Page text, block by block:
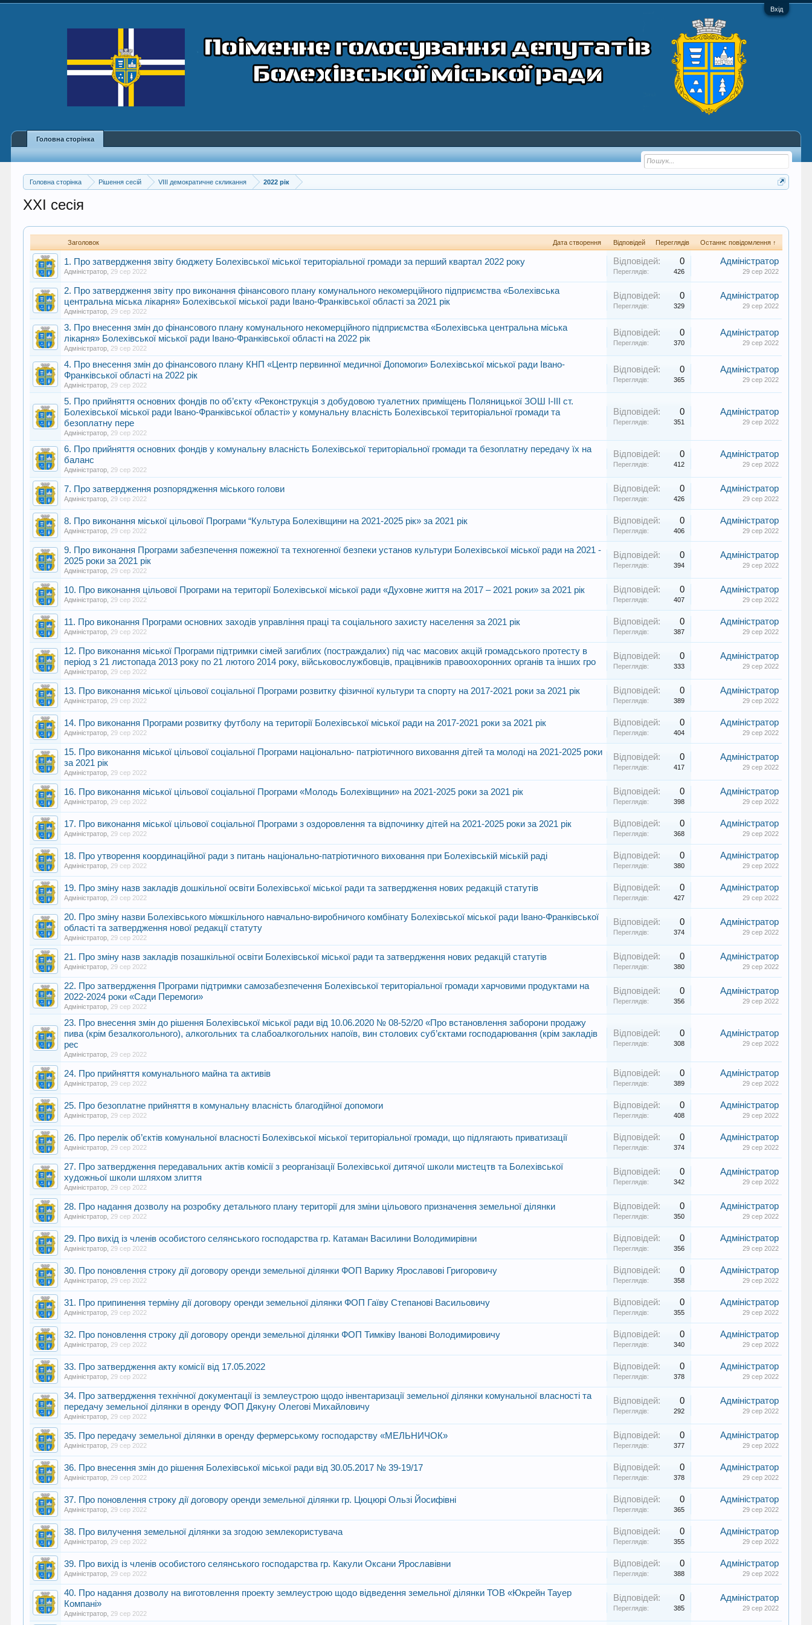
Вхід
Головна сторінка Рішення сесій VIII демократичне скликання 2022 рік
XXI сесія
Заголовок Дата створення Відповідей Переглядів Останнє повідомлення ↑
1. Про затвердження звіту бюджету Болехівської міської територіальної громади за перший квартал 2022 року
Адміністратор 29 сер 2022
Відповідей: 0
Переглядів: 426
Адміністратор
29 сер 2022
2. Про затвердження звіту про виконання фінансового плану комунального некомерційного підприємства «Болехівська
центральна міська лікарня» Болехівської міської ради Івано-Франківської області за 2021 рік
Адміністратор 29 сер 2022
Відповідей: 0
Переглядів: 329
Адміністратор
29 сер 2022
3. Про внесення змін до фінансового плану комунального некомерційного підприємства «Болехівська центральна міська
лікарня» Болехівської міської ради Івано-Франківської області на 2022 рік
Адміністратор 29 сер 2022
Відповідей: 0
Переглядів: 370
Адміністратор
29 сер 2022
4. Про внесення змін до фінансового плану КНП «Центр первинної медичної Допомоги» Болехівської міської ради Івано-
Франківської області на 2022 рік
Адміністратор 29 сер 2022
Відповідей: 0
Переглядів: 365
Адміністратор
29 сер 2022
5. Про прийняття основних фондів по об’єкту «Реконструкція з добудовою туалетних приміщень Поляницької ЗОШ І-ІІІ ст.
Болехівської міської ради Івано-Франківської області» у комунальну власність Болехівської територіальної громади та
безоплатну пере
Адміністратор 29 сер 2022
Відповідей: 0
Переглядів: 351
Адміністратор
29 сер 2022
6. Про прийняття основних фондів у комунальну власність Болехівської територіальної громади та безоплатну передачу їх на
баланс
Адміністратор 29 сер 2022
Відповідей: 0
Переглядів: 412
Адміністратор
29 сер 2022
7. Про затвердження розпорядження міського голови
Адміністратор 29 сер 2022
Відповідей: 0
Переглядів: 426
Адміністратор
29 сер 2022
8. Про виконання міської цільової Програми “Культура Болехівщини на 2021-2025 рік» за 2021 рік
Адміністратор 29 сер 2022
Відповідей: 0
Переглядів: 406
Адміністратор
29 сер 2022
9. Про виконання Програми забезпечення пожежної та техногенної безпеки установ культури Болехівської міської ради на 2021 -
2025 роки за 2021 рік
Адміністратор 29 сер 2022
Відповідей: 0
Переглядів: 394
Адміністратор
29 сер 2022
10. Про виконання цільової Програми на території Болехівської міської ради «Духовне життя на 2017 – 2021 роки» за 2021 рік
Адміністратор 29 сер 2022
Відповідей: 0
Переглядів: 407
Адміністратор
29 сер 2022
11. Про виконання Програми основних заходів управління праці та соціального захисту населення за 2021 рік
Адміністратор 29 сер 2022
Відповідей: 0
Переглядів: 387
Адміністратор
29 сер 2022
12. Про виконання міської Програми підтримки сімей загиблих (постраждалих) під час масових акцій громадського протесту в
період з 21 листопада 2013 року по 21 лютого 2014 року, військовослужбовців, працівників правоохоронних органів та інших гро
Адміністратор 29 сер 2022
Відповідей: 0
Переглядів: 333
Адміністратор
29 сер 2022
13. Про виконання міської цільової соціальної Програми розвитку фізичної культури та спорту на 2017-2021 роки за 2021 рік
Адміністратор 29 сер 2022
Відповідей: 0
Переглядів: 389
Адміністратор
29 сер 2022
14. Про виконання Програми розвитку футболу на території Болехівської міської ради на 2017-2021 роки за 2021 рік
Адміністратор 29 сер 2022
Відповідей: 0
Переглядів: 404
Адміністратор
29 сер 2022
15. Про виконання міської цільової соціальної Програми національно- патріотичного виховання дітей та молоді на 2021-2025 роки
за 2021 рік
Адміністратор 29 сер 2022
Відповідей: 0
Переглядів: 417
Адміністратор
29 сер 2022
16. Про виконання міської цільової соціальної Програми «Молодь Болехівщини» на 2021-2025 роки за 2021 рік
Адміністратор 29 сер 2022
Відповідей: 0
Переглядів: 398
Адміністратор
29 сер 2022
17. Про виконання міської цільової соціальної Програми з оздоровлення та відпочинку дітей на 2021-2025 роки за 2021 рік
Адміністратор 29 сер 2022
Відповідей: 0
Переглядів: 368
Адміністратор
29 сер 2022
18. Про утворення координаційної ради з питань національно-патріотичного виховання при Болехівській міській раді
Адміністратор 29 сер 2022
Відповідей: 0
Переглядів: 380
Адміністратор
29 сер 2022
19. Про зміну назв закладів дошкільної освіти Болехівської міської ради та затвердження нових редакцій статутів
Адміністратор 29 сер 2022
Відповідей: 0
Переглядів: 427
Адміністратор
29 сер 2022
20. Про зміну назви Болехівського міжшкільного навчально-виробничого комбінату Болехівської міської ради Івано-Франківської
області та затвердження нової редакції статуту
Адміністратор 29 сер 2022
Відповідей: 0
Переглядів: 374
Адміністратор
29 сер 2022
21. Про зміну назв закладів позашкільної освіти Болехівської міської ради та затвердження нових редакцій статутів
Адміністратор 29 сер 2022
Відповідей: 0
Переглядів: 380
Адміністратор
29 сер 2022
22. Про затвердження Програми підтримки самозабезпечення Болехівської територіальної громади харчовими продуктами на
2022-2024 роки «Сади Перемоги»
Адміністратор 29 сер 2022
Відповідей: 0
Переглядів: 356
Адміністратор
29 сер 2022
23. Про внесення змін до рішення Болехівської міської ради від 10.06.2020 № 08-52/20 «Про встановлення заборони продажу
пива (крім безалкогольного), алкогольних та слабоалкогольних напоїв, вин столових суб’єктами господарювання (крім закладів
рес
Адміністратор 29 сер 2022
Відповідей: 0
Переглядів: 308
Адміністратор
29 сер 2022
24. Про прийняття комунального майна та активів
Адміністратор 29 сер 2022
Відповідей: 0
Переглядів: 389
Адміністратор
29 сер 2022
25. Про безоплатне прийняття в комунальну власність благодійної допомоги
Адміністратор 29 сер 2022
Відповідей: 0
Переглядів: 408
Адміністратор
29 сер 2022
26. Про перелік об’єктів комунальної власності Болехівської міської територіальної громади, що підлягають приватизації
Адміністратор 29 сер 2022
Відповідей: 0
Переглядів: 374
Адміністратор
29 сер 2022
27. Про затвердження передавальних актів комісії з реорганізації Болехівської дитячої школи мистецтв та Болехівської
художньої школи шляхом злиття
Адміністратор 29 сер 2022
Відповідей: 0
Переглядів: 342
Адміністратор
29 сер 2022
28. Про надання дозволу на розробку детального плану території для зміни цільового призначення земельної ділянки
Адміністратор 29 сер 2022
Відповідей: 0
Переглядів: 350
Адміністратор
29 сер 2022
29. Про вихід із членів особистого селянського господарства гр. Катаман Василини Володимирівни
Адміністратор 29 сер 2022
Відповідей: 0
Переглядів: 356
Адміністратор
29 сер 2022
30. Про поновлення строку дії договору оренди земельної ділянки ФОП Варику Ярославові Григоровичу
Адміністратор 29 сер 2022
Відповідей: 0
Переглядів: 358
Адміністратор
29 сер 2022
31. Про припинення терміну дії договору оренди земельної ділянки ФОП Гаїву Степанові Васильовичу
Адміністратор 29 сер 2022
Відповідей: 0
Переглядів: 355
Адміністратор
29 сер 2022
32. Про поновлення строку дії договору оренди земельної ділянки ФОП Тимківу Іванові Володимировичу
Адміністратор 29 сер 2022
Відповідей: 0
Переглядів: 340
Адміністратор
29 сер 2022
33. Про затвердження акту комісії від 17.05.2022
Адміністратор 29 сер 2022
Відповідей: 0
Переглядів: 378
Адміністратор
29 сер 2022
34. Про затвердження технічної документації із землеустрою щодо інвентаризації земельної ділянки комунальної власності та
передачу земельної ділянки в оренду ФОП Дякуну Олегові Михайловичу
Адміністратор 29 сер 2022
Відповідей: 0
Переглядів: 292
Адміністратор
29 сер 2022
35. Про передачу земельної ділянки в оренду фермерському господарству «МЕЛЬНИЧОК»
Адміністратор 29 сер 2022
Відповідей: 0
Переглядів: 377
Адміністратор
29 сер 2022
36. Про внесення змін до рішення Болехівської міської ради від 30.05.2017 № 39-19/17
Адміністратор 29 сер 2022
Відповідей: 0
Переглядів: 378
Адміністратор
29 сер 2022
37. Про поновлення строку дії договору оренди земельної ділянки гр. Цюцюрі Ользі Йосифівні
Адміністратор 29 сер 2022
Відповідей: 0
Переглядів: 365
Адміністратор
29 сер 2022
38. Про вилучення земельної ділянки за згодою землекористувача
Адміністратор 29 сер 2022
Відповідей: 0
Переглядів: 355
Адміністратор
29 сер 2022
39. Про вихід із членів особистого селянського господарства гр. Какули Оксани Ярославівни
Адміністратор 29 сер 2022
Відповідей: 0
Переглядів: 388
Адміністратор
29 сер 2022
40. Про надання дозволу на виготовлення проекту землеустрою щодо відведення земельної ділянки ТОВ «Юкрейн Тауер
Компані»
Адміністратор 29 сер 2022
Відповідей: 0
Переглядів: 385
Адміністратор
29 сер 2022
Головна сторінка